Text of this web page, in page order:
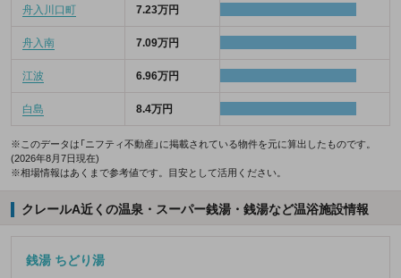
舟入川口町 7.23万円
舟入南 7.09万円
江波 6.96万円
白島 8.4万円
※このデータは「ニフティ不動産」に掲載されている物件を元に算出したものです。
(2026年8月7日現在)
※相場情報はあくまで参考値です。目安として活用ください。
クレールA近くの温泉・スーパー銭湯・銭湯など温浴施設情報
銭湯 ちどり湯